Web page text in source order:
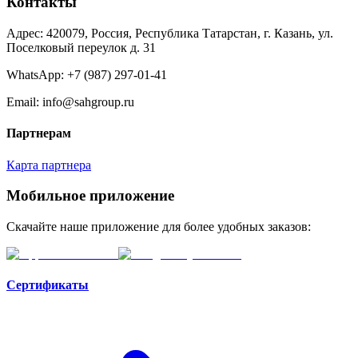
Адрес: 420079, Россия, Республика Татарстан, г. Казань, ул.
Поселковый переулок д. 31
WhatsApp: +7 (987) 297-01-41
Email: info@sahgroup.ru
Партнерам
Карта партнера
Мобильное приложение
Скачайте наше приложение для более удобных заказов:
Сертификаты